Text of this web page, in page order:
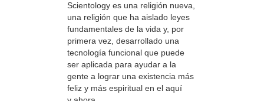
Scientology es una religión nueva,
una religión que ha aislado leyes
fundamentales de la vida y, por
primera vez, desarrollado una
tecnología funcional que puede
ser aplicada para ayudar a la
gente a lograr una existencia más
feliz y más espiritual en el aquí